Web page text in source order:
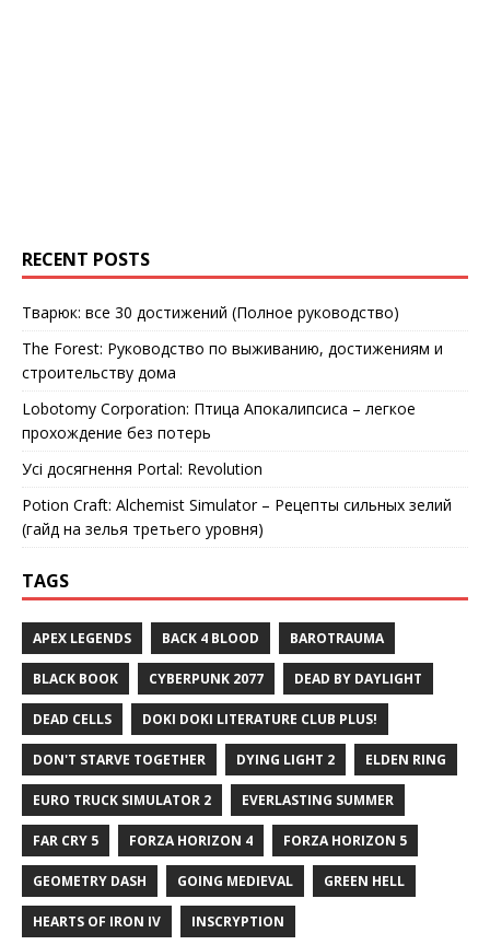
RECENT POSTS
Тварюк: все 30 достижений (Полное руководство)
The Forest: Руководство по выживанию, достижениям и
строительству дома
Lobotomy Corporation: Птица Апокалипсиса – легкое
прохождение без потерь
Усі досягнення Portal: Revolution
Potion Craft: Alchemist Simulator – Рецепты сильных зелий
(гайд на зелья третьего уровня)
TAGS
APEX LEGENDS BACK 4 BLOOD BAROTRAUMA
BLACK BOOK CYBERPUNK 2077 DEAD BY DAYLIGHT
DEAD CELLS DOKI DOKI LITERATURE CLUB PLUS!
DON'T STARVE TOGETHER DYING LIGHT 2 ELDEN RING
EURO TRUCK SIMULATOR 2 EVERLASTING SUMMER
FAR CRY 5 FORZA HORIZON 4 FORZA HORIZON 5
GEOMETRY DASH GOING MEDIEVAL GREEN HELL
HEARTS OF IRON IV INSCRYPTION